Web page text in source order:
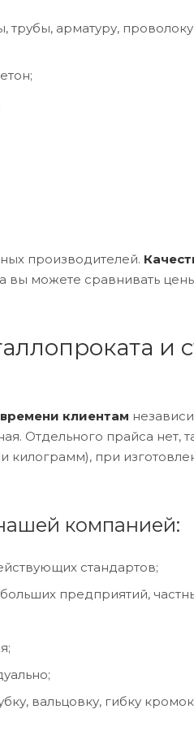
трубы, арматуру,
производителей.
можете сравнивать
и
клиентам
Отдельного прайса нет,
килограмм), при
компанией:
стандартов;
предприятий,
вальцовку, гибку